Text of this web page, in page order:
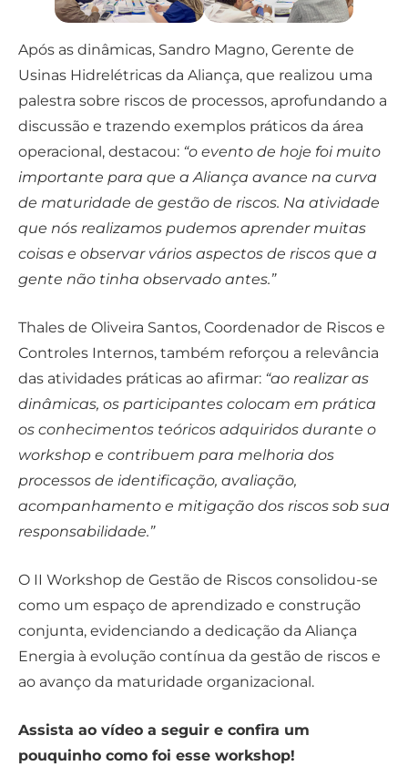
Após as dinâmicas, Sandro Magno, Gerente de
Usinas Hidrelétricas da Aliança, que realizou uma
palestra sobre riscos de processos, aprofundando a
discussão e trazendo exemplos práticos da área
operacional, destacou: “o evento de hoje foi muito
importante para que a Aliança avance na curva
de maturidade de gestão de riscos. Na atividade
que nós realizamos pudemos aprender muitas
coisas e observar vários aspectos de riscos que a
gente não tinha observado antes.”
Thales de Oliveira Santos, Coordenador de Riscos e
Controles Internos, também reforçou a relevância
das atividades práticas ao afirmar: “ao realizar as
dinâmicas, os participantes colocam em prática
os conhecimentos teóricos adquiridos durante o
workshop e contribuem para melhoria dos
processos de identificação, avaliação,
acompanhamento e mitigação dos riscos sob sua
responsabilidade.”
O II Workshop de Gestão de Riscos consolidou-se
como um espaço de aprendizado e construção
conjunta, evidenciando a dedicação da Aliança
Energia à evolução contínua da gestão de riscos e
ao avanço da maturidade organizacional.
Assista ao vídeo a seguir e confira um
pouquinho como foi esse workshop!